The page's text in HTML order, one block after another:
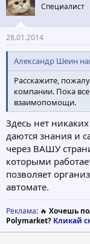
Специалист
28.01.2014
Александр Шеин
Расскажите,
компании. Пока
взаимопомощи.
Здесь нет
даются знания и
через ВАШУ
которыми
позволяет
автомате.
Реклама: 🔥 Хочешь
Polymarket? Кликай